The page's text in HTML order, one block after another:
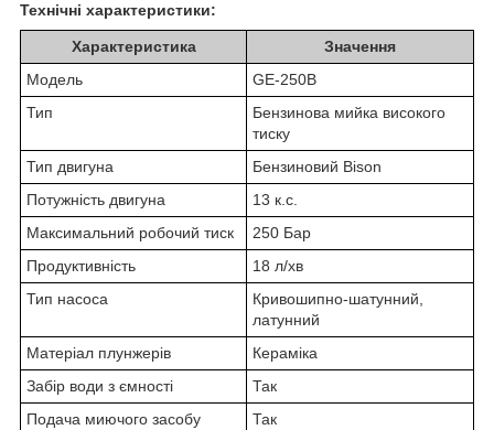
Технічні характеристики:
Характеристика
Значення
Модель
GE-250B
Тип
Бензинова мийка високого
тиску
Тип двигуна
Бензиновий Bison
Потужність двигуна
13 к.с.
Максимальний робочий тиск
250 Бар
Продуктивність
18 л/хв
Тип насоса
Кривошипно-шатунний,
латунний
Матеріал плунжерів
Кераміка
Забір води з ємності
Так
Подача миючого засобу
Так